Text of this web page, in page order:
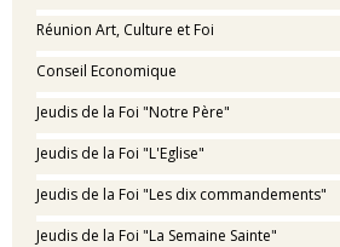
Réunion Art, Culture et Foi
Conseil Economique
Jeudis de la Foi "Notre Père"
Jeudis de la Foi "L'Eglise"
Jeudis de la Foi "Les dix commandements"
Jeudis de la Foi "La Semaine Sainte"